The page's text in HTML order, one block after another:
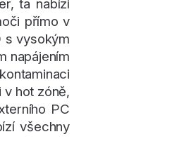
ta nabízí
přímo v
s vysokým
napájením
v hot zóně,
PC
všechny